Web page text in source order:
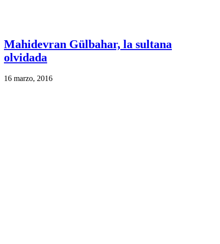
Mahidevran Gülbahar, la sultana
olvidada
16 marzo, 2016